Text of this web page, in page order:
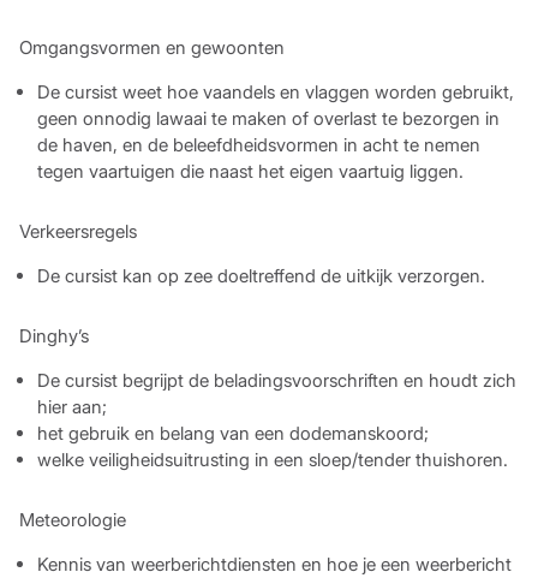
Omgangsvormen en gewoonten
De cursist weet hoe vaandels en vlaggen worden gebruikt,
geen onnodig lawaai te maken of overlast te bezorgen in
de haven, en de beleefdheidsvormen in acht te nemen
tegen vaartuigen die naast het eigen vaartuig liggen.
Verkeersregels
De cursist kan op zee doeltreffend de uitkijk verzorgen.
Dinghy’s
De cursist begrijpt de beladingsvoorschriften en houdt zich
hier aan;
het gebruik en belang van een dodemanskoord;
welke veiligheidsuitrusting in een sloep/tender thuishoren.
Meteorologie
Kennis van weerberichtdiensten en hoe je een weerbericht